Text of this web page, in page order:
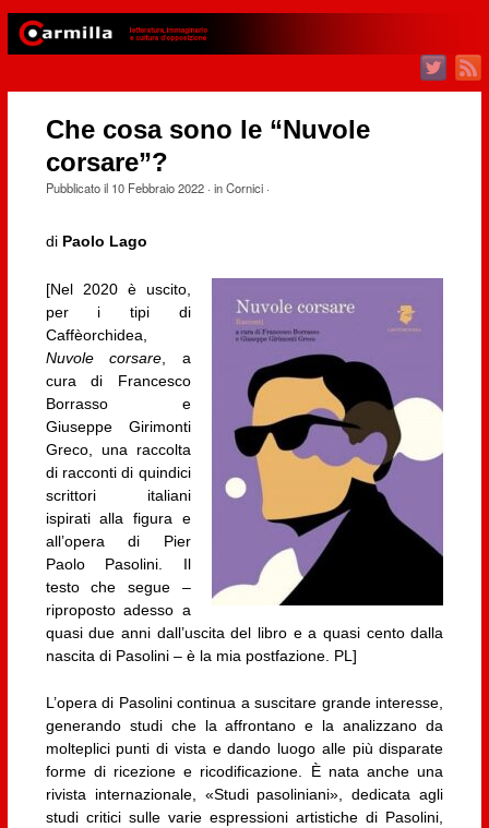
Che cosa sono le “Nuvole
corsare”?
Pubblicato il 10 Febbraio 2022· inCornici·
di Paolo Lago
[Nel 2020 è uscito,
per i tipi di
Caffèorchidea,
Nuvole corsare , a
cura di Francesco
Borrasso e
Giuseppe Girimonti
Greco, una raccolta
di racconti di quindici
scrittori italiani
ispirati alla figura e
all’opera di Pier
Paolo Pasolini. Il
testo che segue –
riproposto adesso a
quasi due anni dall’uscita del libro e a quasi cento dalla
nascita di Pasolini – è la mia postfazione. PL]
L’opera di Pasolini continua a suscitare grande interesse,
generando studi che la affrontano e la analizzano da
molteplici punti di vista e dando luogo alle più disparate
forme di ricezione e ricodificazione. È nata anche una
rivista internazionale, «Studi pasoliniani», dedicata agli
studi critici sulle varie espressioni artistiche di Pasolini,